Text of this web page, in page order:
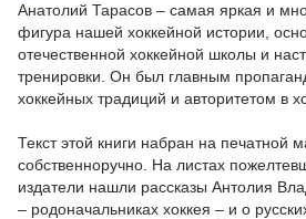
Анатолий Тарасов – самая яркая и
фигура нашей хоккейной истории,
отечественной хоккейной школы и
тренировки. Он был главным
хоккейных традиций и авторитетом в
Текст этой книги набран на печатной
собственноручно. На листах
издатели нашли рассказы Антолия
– родоначальниках хоккея – и о